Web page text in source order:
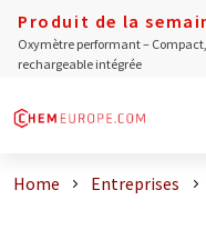
Produit de la
Oxymètre performant –
rechargeable intégrée
Home Entreprises